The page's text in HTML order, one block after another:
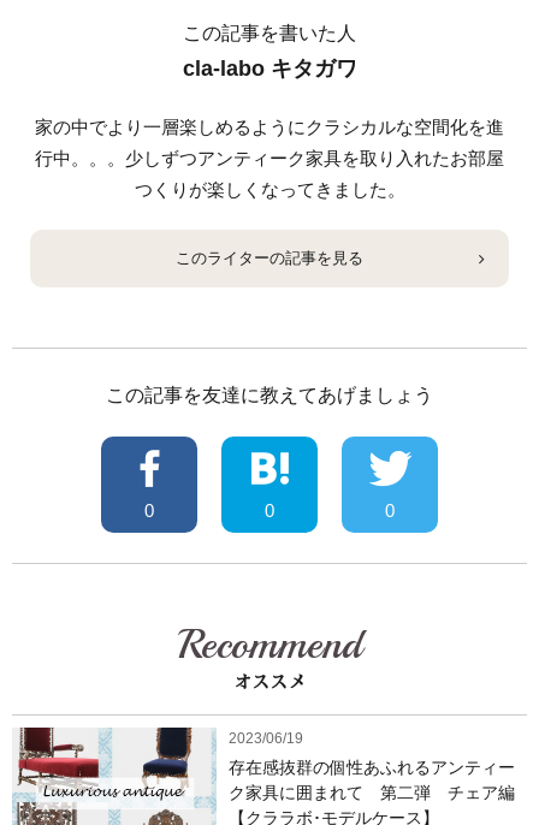
この記事を書いた人
cla-labo キタガワ
このライターの記事を見る
家の中でより一層楽しめるようにクラシカルな空間化を進
行中。。。少しずつアンティーク家具を取り入れたお部屋
つくりが楽しくなってきました。
この記事を友達に教えてあげましょう
0 0 0
Recommend
オススメ
2023/06/19
存在感抜群の個性あふれるアンティー
ク家具に囲まれて 第二弾 チェア編
【クララボ･モデルケース】